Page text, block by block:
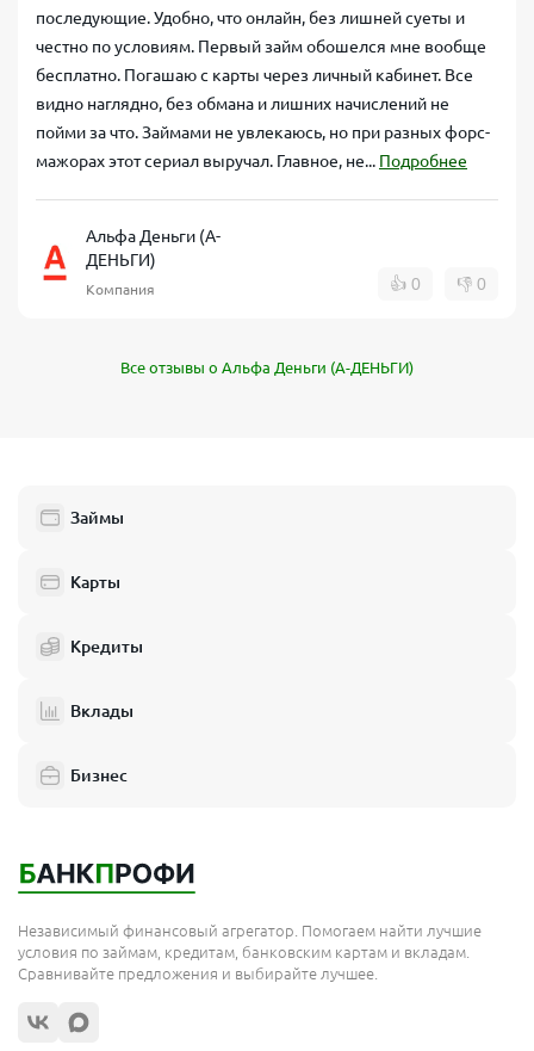
последующие. Удобно, что онлайн, без лишней суеты и
честно по условиям. Первый займ обошелся мне вообще
бесплатно. Погашаю с карты через личный кабинет. Все
видно наглядно, без обмана и лишних начислений не
пойми за что. Займами не увлекаюсь, но при разных форс-
мажорах этот сериал выручал. Главное, не... Подробнее
Альфа Деньги (А-
ДЕНЬГИ)
Компания 👍 0 👎 0
Все отзывы о Альфа Деньги (А-ДЕНЬГИ)
Займы
Карты
Кредиты
Вклады
Бизнес
Независимый финансовый агрегатор. Помогаем найти лучшие
условия по займам, кредитам, банковским картам и вкладам.
Сравнивайте предложения и выбирайте лучшее.